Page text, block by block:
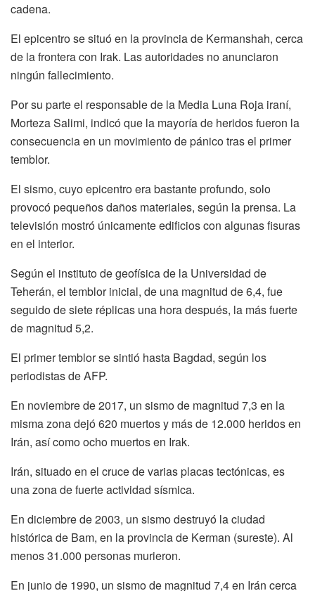
cadena.
El epicentro se situó en la provincia de Kermanshah, cerca
de la frontera con Irak. Las autoridades no anunciaron
ningún fallecimiento.
Por su parte el responsable de la Media Luna Roja iraní,
Morteza Salimi, indicó que la mayoría de heridos fueron la
consecuencia en un movimiento de pánico tras el primer
temblor.
El sismo, cuyo epicentro era bastante profundo, solo
provocó pequeños daños materiales, según la prensa. La
televisión mostró únicamente edificios con algunas fisuras
en el interior.
Según el instituto de geofísica de la Universidad de
Teherán, el temblor inicial, de una magnitud de 6,4, fue
seguido de siete réplicas una hora después, la más fuerte
de magnitud 5,2.
El primer temblor se sintió hasta Bagdad, según los
periodistas de AFP.
En noviembre de 2017, un sismo de magnitud 7,3 en la
misma zona dejó 620 muertos y más de 12.000 heridos en
Irán, así como ocho muertos en Irak.
Irán, situado en el cruce de varias placas tectónicas, es
una zona de fuerte actividad sísmica.
En diciembre de 2003, un sismo destruyó la ciudad
histórica de Bam, en la provincia de Kerman (sureste). Al
menos 31.000 personas murieron.
En junio de 1990, un sismo de magnitud 7,4 en Irán cerca